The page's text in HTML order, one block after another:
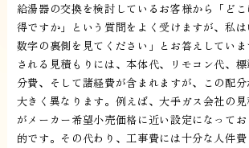
給湯器の交換を検討しているお客様から「ど
得ですか」という質問をよく受けますが、私
数字の裏側を見てください」とお答えしてい
される見積もりには、本体代、リモコン代、
分費、そして諸経費が含まれますが、この配
大きく異なります。例えば、大手ガス会社の
がメーカー希望小売価格に近い設定になって
的です。その代わり、工事費には十分な人件